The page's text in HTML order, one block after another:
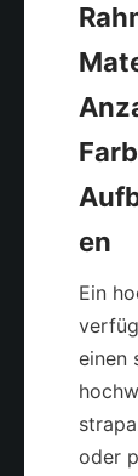
Ein
einen
oder